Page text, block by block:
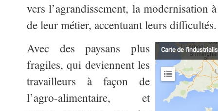
vers l’agrandissement, la modernisation
de leur métier, accentuant leurs difficultés.
Avec des paysans plus
fragiles, qui deviennent les
travailleurs à façon de
l’agro-alimentaire, et